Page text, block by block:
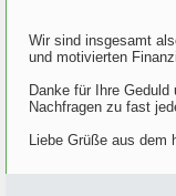
Wir sind insgesamt
und motivierten
Danke für Ihre
Nachfragen zu fast
Liebe Grüße aus dem